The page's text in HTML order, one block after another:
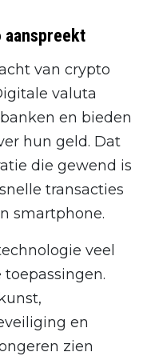
van crypto
valuta
en bieden
hun geld. Dat
die gewend is
transacties
smartphone.
veel
en
zien